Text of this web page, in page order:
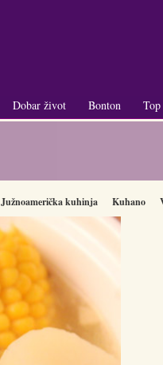
+
Dobar život
+
Bonton
Južnoamerička kuhinja Kuhano